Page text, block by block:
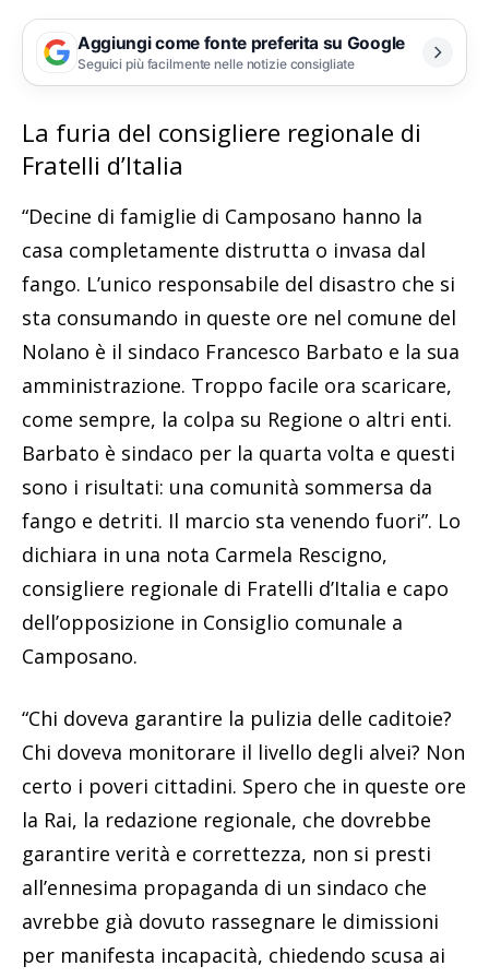
Aggiungi come fonte preferita su Google
Seguici più facilmente nelle notizie consigliate
La furia del consigliere regionale di
Fratelli d’Italia
“Decine di famiglie di Camposano hanno la
casa completamente distrutta o invasa dal
fango. L’unico responsabile del disastro che si
sta consumando in queste ore nel comune del
Nolano è il sindaco Francesco Barbato e la sua
amministrazione. Troppo facile ora scaricare,
come sempre, la colpa su Regione o altri enti.
Barbato è sindaco per la quarta volta e questi
sono i risultati: una comunità sommersa da
fango e detriti. Il marcio sta venendo fuori”. Lo
dichiara in una nota Carmela Rescigno,
consigliere regionale di Fratelli d’Italia e capo
dell’opposizione in Consiglio comunale a
Camposano.
“Chi doveva garantire la pulizia delle caditoie?
Chi doveva monitorare il livello degli alvei? Non
certo i poveri cittadini. Spero che in queste ore
la Rai, la redazione regionale, che dovrebbe
garantire verità e correttezza, non si presti
all’ennesima propaganda di un sindaco che
avrebbe già dovuto rassegnare le dimissioni
per manifesta incapacità, chiedendo scusa ai